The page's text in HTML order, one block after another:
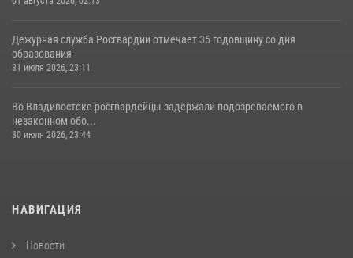
Дежурная служба Росгвардии отмечает 35 годовщину со дня
образования
31 июля 2026, 23:11
Во Владивостоке росгвардейцы задержали подозреваемого в
незаконном обо...
30 июля 2026, 23:44
НАВИГАЦИЯ
Новости